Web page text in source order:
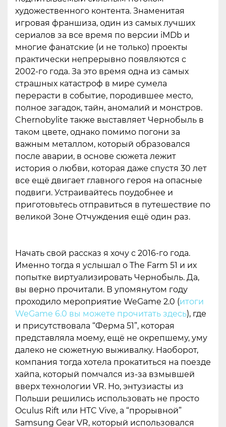
художественного контента. Знаменитая
игровая франшиза, один из самых лучших
сериалов за все время по версии iMDb и
многие фанатские (и не только) проекты
практически непрерывно появляются с
2002-го года. За это время одна из самых
страшных катастроф в мире сумела
перерасти в событие, породившее место,
полное загадок, тайн, аномалий и монстров.
Chernobylite также выставляет Чернобыль в
таком цвете, однако помимо погони за
важным металлом, который образовался
после аварии, в основе сюжета лежит
история о любви, которая даже спустя 30 лет
все ещё двигает главного героя на опасные
подвиги. Устраивайтесь поудобнее и
приготовьтесь отправиться в путешествие по
великой Зоне Отчуждения ещё один раз.
Начать свой рассказ я хочу с 2016-го года.
Именно тогда я услышал о The Farm 51 и их
попытке виртуализировать Чернобыль. Да,
вы верно прочитали. В упомянутом году
проходило мероприятие WeGame 2.0 (итоги
WeGame 6.0 вы можете прочитать здесь), где
и присутствовала “Ферма 51”, которая
представляла моему, ещё не окрепшему, уму
далеко не сюжетную выживалку. Наоборот,
компания тогда хотела прокатиться на поезде
хайпа, который помчался из-за взмывшей
вверх технологии VR. Но, энтузиасты из
Польши решились использовать не просто
Oculus Rift или HTC Vive, а “прорывной”
Samsung Gear VR, который использовался